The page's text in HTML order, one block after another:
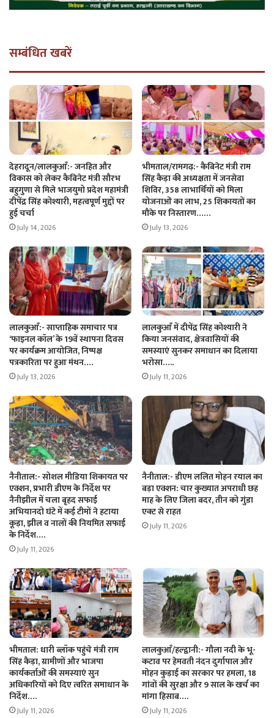
सम्बंधित खबरें
देहरादून/लालकुआँ:- जनहित और
विकास को लेकर कैबिनेट मंत्री सौरभ
बहुगुणा से मिले भाजयुमो प्रदेश महामंत्री
दीपेंद्र सिंह कोश्यारी, महत्वपूर्ण मुद्दों पर
हुई चर्चा
July 14, 2026
भीमताल/रामगढ़:- कैबिनेट मंत्री राम
सिंह कैड़ा की अध्यक्षता में जनसेवा
शिविर, 358 लाभार्थियों को मिला
योजनाओं का लाभ, 25 शिकायतों का
मौके पर निस्तारण……
July 13, 2026
लालकुआँ:- साप्ताहिक समाचार पत्र
‘फाइनल कॉल’ के 19वें स्थापना दिवस
पर कार्यक्रम आयोजित, निष्पक्ष
पत्रकारिता पर हुआ मंथन….
July 13, 2026
लालकुआँ में दीपेंद्र सिंह कोश्यारी ने
किया जनसंवाद, क्षेत्रवासियों की
समस्याएं सुनकर समाधान का दिलाया
भरोसा…..
July 11, 2026
नैनीताल:- सोशल मीडिया शिकायत पर
एक्शन, प्रभारी डीएम के निर्देश पर
नैनीझील में चला बृहद सफाई
अभियानदो घंटे में कई टीमों ने हटाया
कूड़ा, झील व नालों की नियमित सफाई
के निर्देश….
July 11, 2026
नैनीताल:- डीएम ललित मोहन रयाल का
बड़ा एक्शन: चार कुख्यात अपराधी छह
माह के लिए जिला बदर, तीन को गुंडा
एक्ट से राहत
July 11, 2026
भीमताल: धारी ब्लॉक पहुंचे मंत्री राम
सिंह कैड़ा, ग्रामीणों और भाजपा
कार्यकर्ताओं की समस्याएं सुन
अधिकारियों को दिए त्वरित समाधान के
निर्देश….
July 11, 2026
लालकुआँ/हल्द्वानी:- गौला नदी के भू-
कटाव पर हेमवती नंदन दुर्गापाल और
मोहन कुड़ाई का सरकार पर हमला, 18
गांवों की सुरक्षा और 9 साल के खर्च का
मांगा हिसाब….
July 11, 2026